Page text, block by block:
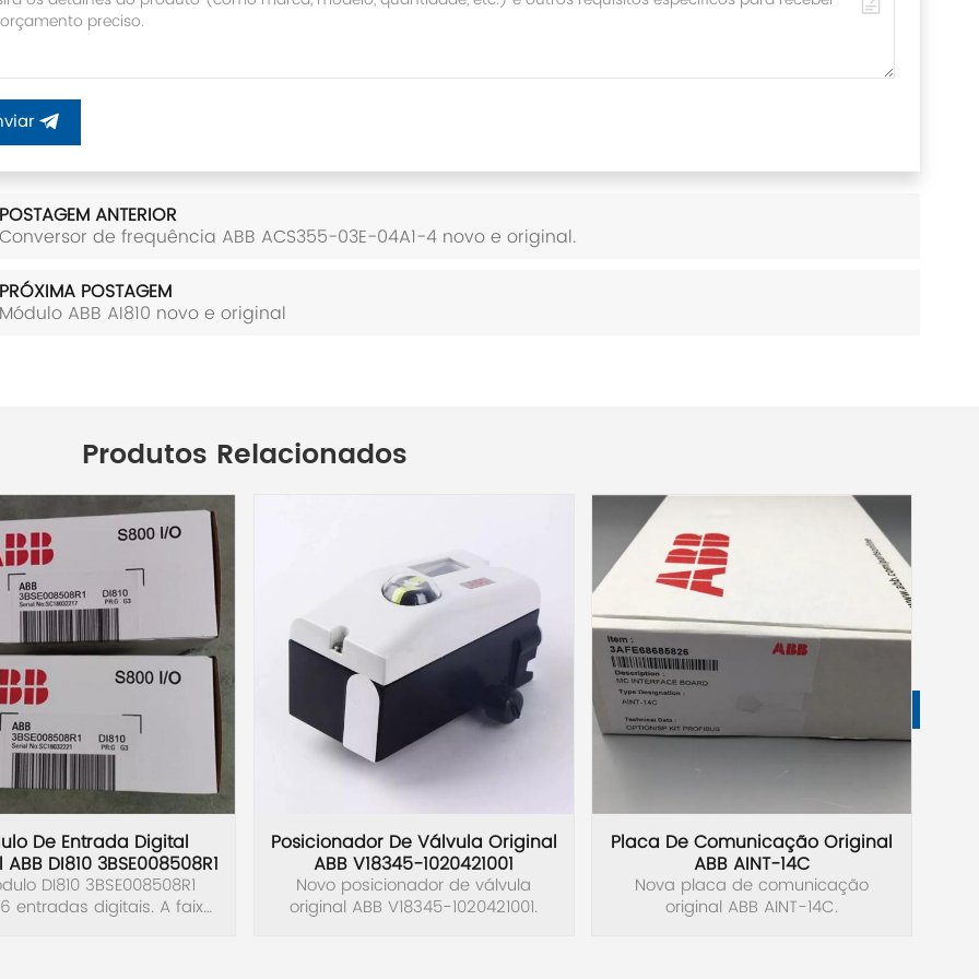
POSTAGEM ANTERIOR
Conversor de frequência ABB ACS355-03E-04A1-4 novo e original.
PRÓXIMA POSTAGEM
Módulo ABB AI810 novo e original
Produtos Relacionados
De Entrada Digital
DI810 3BSE008508R1
DI810 3BSE008508R1
entradas digitais. A faixa
Posicionador De Válvula Original
ABB V18345-1020421001
Novo posicionador de válvula
original ABB V18345-1020421001.
Placa De Comunicação Original
ABB AINT-14C
Nova placa de comunicação
original ABB AINT-14C.